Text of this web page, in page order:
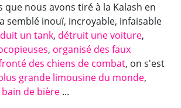
que nous avons tiré à la Kalash en
semblé inouï, incroyable, infaisable
un tank, détruit une voiture,
, organisé des faux
des chiens de combat, on s'est
grande limousine du monde,
de bière ...